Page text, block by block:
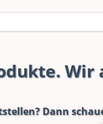
Dann